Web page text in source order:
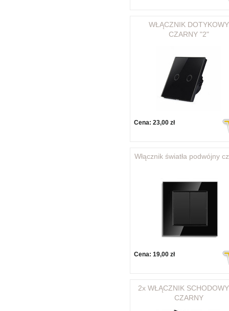
WŁĄCZNIK DOTYKOWY
CZARNY "2"
Cena: 23,00 zł
Włącznik światła podwójny
Cena: 19,00 zł
2x WŁĄCZNIK
CZARNY